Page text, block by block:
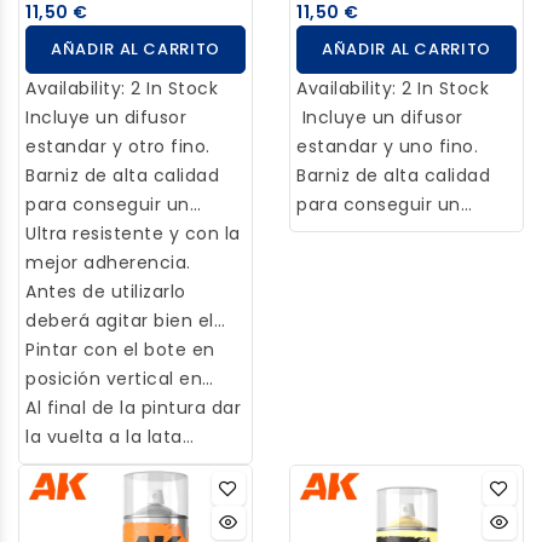
11,50 €
AÑADIR AL CARRITO
Availability: 2 In Stock
Incluye un difusor
estandar y otro fino.
Barniz de alta calidad
para conseguir un
increíble acabado mate
con una estabilidad que
no amarillea.
Ultra resistente y con la
mejor adherencia.
Antes de utilizarlo
deberá agitar bien el
bote, al menos un
minuto para conseguir
una buena mezcla.
Pintar con el bote en
posición vertical en
capas rápidas y finas a
una distancia de unos
25 cm, dejando secar 5
minutos entre capa y
Al final de la pintura dar
la vuelta a la lata
manteniendo la boquilla
del spray durante unos
segundos en esta
11,50 €
AÑADIR AL CARRITO
Availability: 2 In Stock
Incluye un difusor
estandar y uno fino.
Barniz de alta calidad
para conseguir un
increíble acabado
envase, al menos un
minuto para conseguir
una buena mezcla.